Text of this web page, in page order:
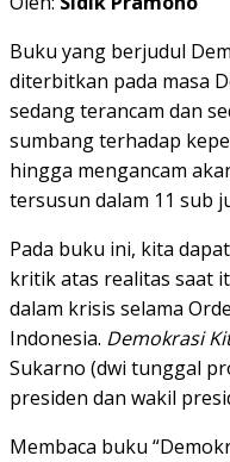
Buku yang berjudul
diterbitkan pada masa
sedang terancam dan
sumbang terhadap
hingga mengancam
tersusun dalam 11 sub
Pada buku ini, kita
kritik atas realitas saat
dalam krisis selama
Indonesia. Demokrasi
Sukarno (dwi tunggal
presiden dan wakil
Membaca buku